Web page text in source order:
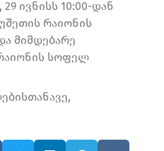
ივნისს 10:00-დან
რაიონის
მიმდებარე
სოფელ